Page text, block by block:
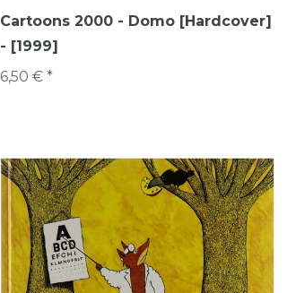
Cartoons 2000 - Domo [Hardcover]
- [1999]
6,50 € *